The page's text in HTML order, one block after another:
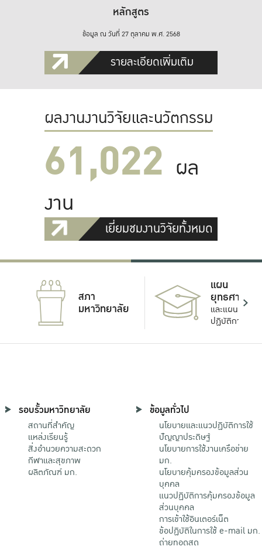
หลักสูตร
ข้อมูล ณ วันที่ 27 ตุลาคม พ.ศ. 2568
รายละเอียดเพิ่มเติม
ผลงานงานวิจัยและนวัตกรรม
61,022 ผล
งาน
เยี่ยมชมงานวิจัยทั้งหมด
สภา
มหาวิทยาลัย
แผน
ยุทธศาสตร์
และแผน
ปฏิบัติการ
รอบรั้วมหาวิทยาลัย
สถานที่สำคัญ
แหล่งเรียนรู้
สิ่งอำนวยความสะดวก
กีฬาและสุขภาพ
ผลิตภัณฑ์ มก.
ข้อมูลทั่วไป
นโยบายและแนวปฏิบัติการใช้
ปัญญาประดิษฐ์
นโยบายการใช้งานเครือข่าย
มก.
นโยบายคุ้มครองข้อมูลส่วน
บุคคล
แนวปฏิบัติการคุ้มครองข้อมูล
ส่วนบุคคล
การเข้าใช้อินเตอร์เน็ต
ข้อปฏิบัติในการใช้ e-mail มก.
ถ่ายทอดสด